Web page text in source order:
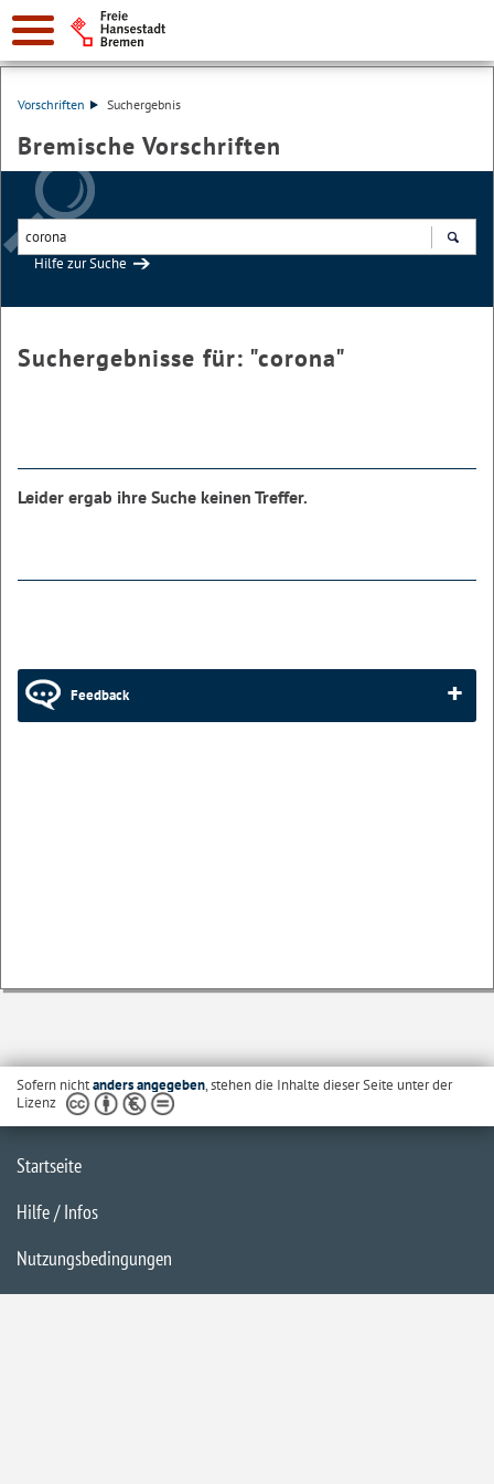
Vorschriften Suchergebnis
Bremische Vorschriften
Hilfe zur Suche
Suchergebnisse für: "corona"
Leider ergab ihre Suche keinen Treffer.
Feedback
Sofern nichtanders angegeben, stehen die Inhalte dieser Seite unter der
Lizenz
Startseite
Hilfe / Infos
Nutzungsbedingungen